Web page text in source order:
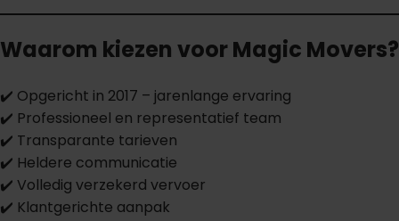
Waarom kiezen voor Magic Movers?
✔️ Opgericht in 2017 – jarenlange ervaring
✔️ Professioneel en representatief team
✔️ Transparante tarieven
✔️ Heldere communicatie
✔️ Volledig verzekerd vervoer
✔️ Klantgerichte aanpak